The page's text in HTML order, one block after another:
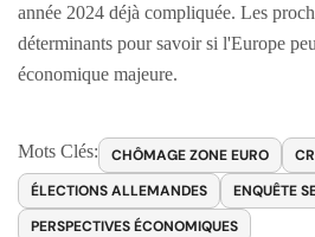
année 2024 déjà compliquée. Les
déterminants pour savoir si l'Europe
économique majeure.
Mots Clés: CHÔMAGE ZONE EURO
ÉLECTIONS ALLEMANDES
ENQUÊTE
PERSPECTIVES ÉCONOMIQUES